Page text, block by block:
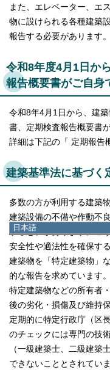
日本語
日本語
English
한국어
简体中文
繁體中文
また、エレベーター、エ
物に設けられる各種建築
報告する必要があります。
令和8年度4月1日か
報告概要書がご自身
令和8年4月1日から、建
書、定期検査報告概要書
詳細は下記の「 定期報告
建築基準法に基づく
多数の方が利用する建築
建築設備の不備や作動不
する恐れがあります。こ
安全性や適法性を確保す
建築物を「特定建築物」
的な報告を求めています。
特定建築物などの所有者
後の劣化・損傷及び維持
定期的に特定行政庁（区
のチェックには専門の技
（一級建築士、二級建築
できないこととされていま